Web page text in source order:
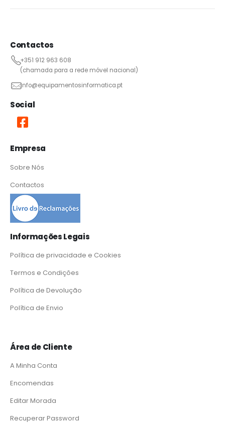
Contactos
+351 912 963 608
(chamada para a rede móvel nacional)
info@equipamentosinformatica.pt
Social
Empresa
Sobre Nós
Contactos
Informações Legais
Política de privacidade e Cookies
Termos e Condições
Política de Devolução
Política de Envio
Área de Cliente
A Minha Conta
Encomendas
Editar Morada
Recuperar Password